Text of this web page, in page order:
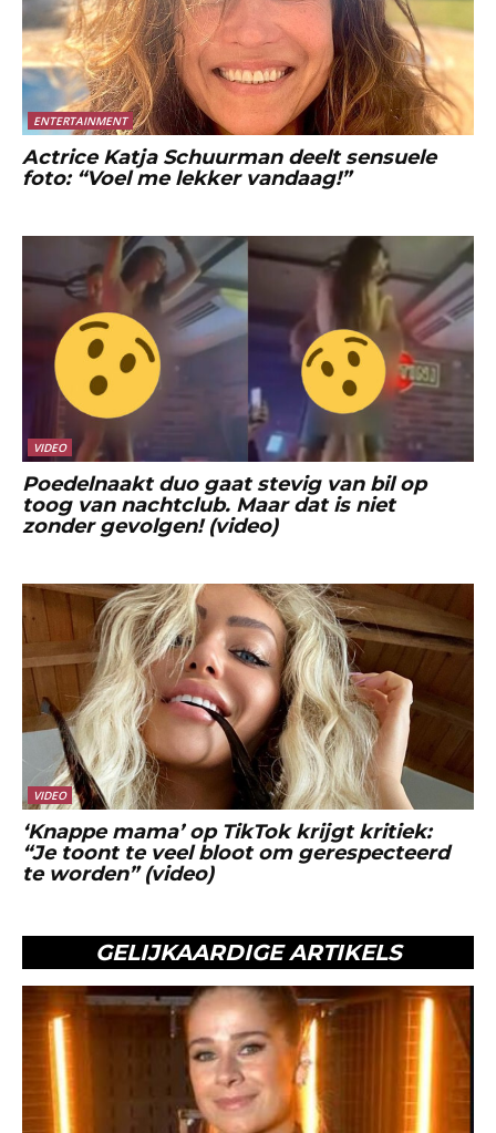
ENTERTAINMENT
Actrice Katja Schuurman deelt sensuele
foto: “Voel me lekker vandaag!”
VIDEO
Poedelnaakt duo gaat stevig van bil op
toog van nachtclub. Maar dat is niet
zonder gevolgen! (video)
VIDEO
‘Knappe mama’ op TikTok krijgt kritiek:
“Je toont te veel bloot om gerespecteerd
te worden” (video)
GELIJKAARDIGE ARTIKELS